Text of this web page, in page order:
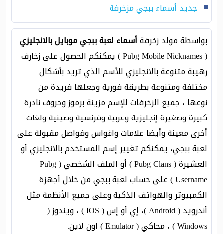
جديد أسماء ببجي مزخرفة
بواسطة مولد زخرفةأسماء لعبة ببجي موبايل بالانجليزي
( Pubg Mobile Nicknames ) يمكنكم الحصول على زخارف
رهيبة متنوعة بالانجليزي للأسم الذي تريد بأشكال
مختلفة ومتنوعة بطريقة فورية وجعلها فريدة من
نوعها ، جميع الزخرفات للإسم مزينة برموز وحروف نادرة
كبيرة وصغيرة إنجليزية وعربية وفرنسية وصينية ولغات
أخرى معينة وأيضا علامات واقواس وفواصل مقبولة على
لعبة ببجي، يمكنكم تغيير إسم المستخدم بالانجليزي أو
العشيرة ( Pubg Clans ) أو الملف الشخصي ( Pubg
Username ) على حساب لعبة ببجي من خلال أجهزة
الكمبيوتر والهواتف الذكية وعلى جميع الأنظمة مثل
أندرويد ( Android )، إي أو إس ( IOS ) ، ويندوز (
Windows ) ، محاكي ( Emulator ) اون لاين.